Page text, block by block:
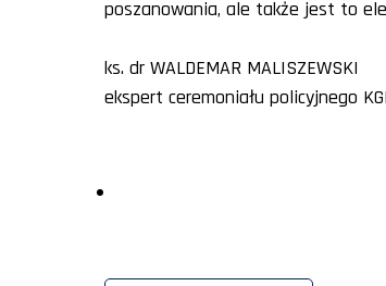
poszanowania, ale także jest to
ks. dr WALDEMAR MALISZEWSKI
ekspert ceremoniału policyjnego